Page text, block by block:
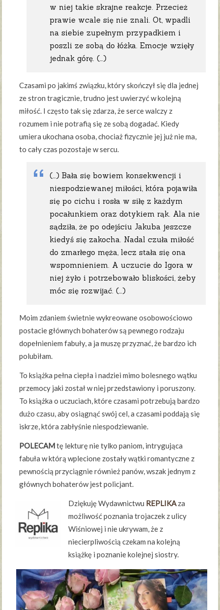
w niej takie skrajne reakcje. Przecież
prawie wcale się nie znali. Ot, wpadli
na siebie zupełnym przypadkiem i
poszli ze sobą do łóżka. Emocje wzięły
jednak górę. (…)
Czasami po jakimś związku, który skończył się dla jednej
ze stron tragicznie, trudno jest uwierzyć w kolejną
miłość. I często tak się zdarza, że serce walczy z
rozumem i nie potrafią się ze sobą dogadać. Kiedy
umiera ukochana osoba, chociaż fizycznie jej już nie ma,
to cały czas pozostaje w sercu.
(…) Bała się bowiem konsekwencji i
niespodziewanej miłości, która pojawiła
się po cichu i rosła w siłę z każdym
pocałunkiem oraz dotykiem rąk. Ala nie
sądziła, że po odejściu Jakuba jeszcze
kiedyś się zakocha. Nadal czuła miłość
do zmarłego męża, lecz stała się ona
wspomnieniem. A uczucie do Igora w
niej żyło i potrzebowało bliskości, żeby
móc się rozwijać. (…)
Moim zdaniem świetnie wykreowane osobowościowo
postacie głównych bohaterów są pewnego rodzaju
dopełnieniem fabuły, a ja muszę przyznać, że bardzo ich
polubiłam.
To książka pełna ciepła i nadziei mimo bolesnego wątku
przemocy jaki został w niej przedstawiony i poruszony.
To książka o uczuciach, które czasami potrzebują bardzo
dużo czasu, aby osiągnąć swój cel, a czasami poddają się
iskrze, która zabłyśnie niespodziewanie.
POLECAMtę lekturę nie tylko paniom, intrygująca
fabuła w którą wplecione zostały wątki romantyczne z
pewnością przyciągnie również panów, wszak jednym z
głównych bohaterów jest policjant.
Dziękuję Wydawnictwu REPLIKAza
możliwość poznania trojaczek z ulicy
Wiśniowej i nie ukrywam, że z
niecierpliwością czekam na kolejną
książkę i poznanie kolejnej siostry.